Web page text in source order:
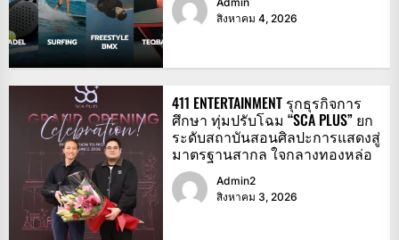
สิงหาคม 4, 2026
411 ENTERTAINMENT รุกธุรกิจการ
ศึกษา ทุ่มปรับโฉม “SCA PLUS” ยก
ระดับสถาบันสอนศิลปะการแสดงสู่
มาตรฐานสากล ใจกลางทองหล่อ
Admin2
สิงหาคม 3, 2026